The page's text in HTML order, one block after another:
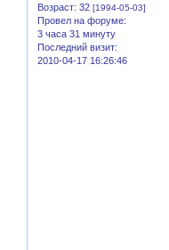
Возраст: 32 [1994-05-03]
Провел на форуме:
3 часа 31 минуту
Последний визит:
2010-04-17 16:26:46